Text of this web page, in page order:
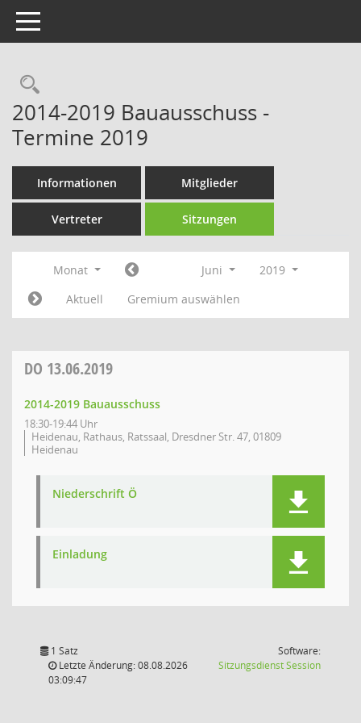
Toggle navigation
Rechercheauswahl
2014-2019 Bauausschuss -
Termine 2019
Informationen Mitglieder
Vertreter Sitzungen
Monat Juni
2019
Aktuell
Gremium auswählen
DO 13.06.2019
2014-2019 Bauausschuss
18:30-19:44 Uhr
Heidenau, Rathaus, Ratssaal, Dresdner Str. 47, 01809
Heidenau
Niederschrift Ö
Einladung
1 Satz
Letzte Änderung: 08.08.2026
03:09:47
Software:
SitzungsdienstSession(Wird in